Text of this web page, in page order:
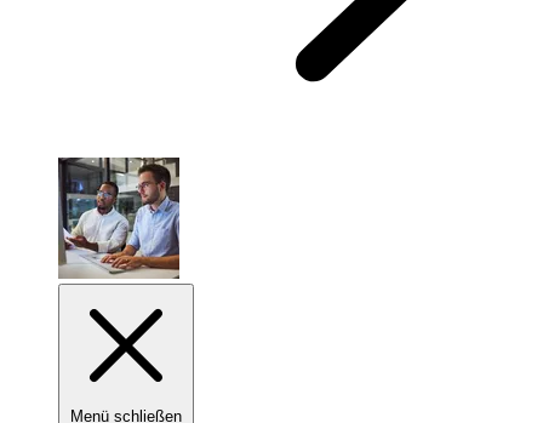
Menü schließen